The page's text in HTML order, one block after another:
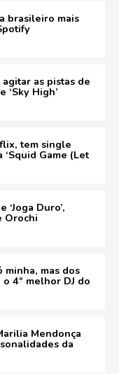
brasileiro mais
as pistas de
‘Sky High’
tem single
Game (Let
Duro’,
Orochi
minha, mas dos
4º melhor DJ do
Mendonça
da